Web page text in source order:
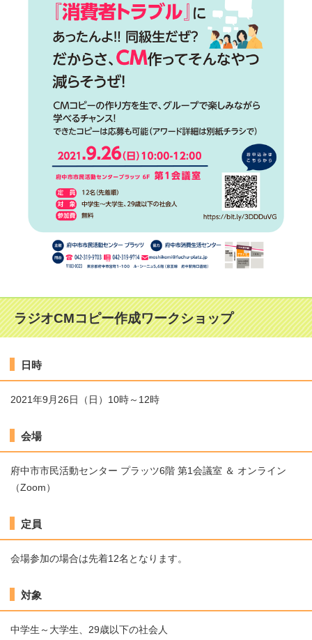
ラジオCMコピー作成ワークショップ
日時
2021年9月26日（日）10時～12時
会場
府中市市民活動センター プラッツ6階 第1会議室 ＆ オンライン
（Zoom）
定員
会場参加の場合は先着12名となります。
対象
中学生～大学生、29歳以下の社会人